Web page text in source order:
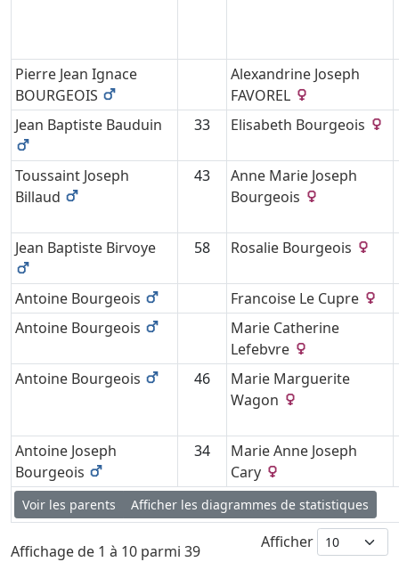
Pierre Jean Ignace
BOURGEOIS
Alexandrine Joseph
FAVOREL
Jean Baptiste Bauduin 33 Elisabeth Bourgeois
Toussaint Joseph
Billaud
43
Anne Marie Joseph
Bourgeois
Jean Baptiste Birvoye 58 Rosalie Bourgeois
Antoine Bourgeois Francoise Le Cupre
Antoine Bourgeois
Marie Catherine
Lefebvre
Antoine Bourgeois 46
Marie Marguerite
Wagon
Antoine Joseph
Bourgeois
34
Marie Anne Joseph
Cary
Voir les parents Afficher les diagrammes de statistiques
Affichage de 1 à 10 parmi 39 Afficher